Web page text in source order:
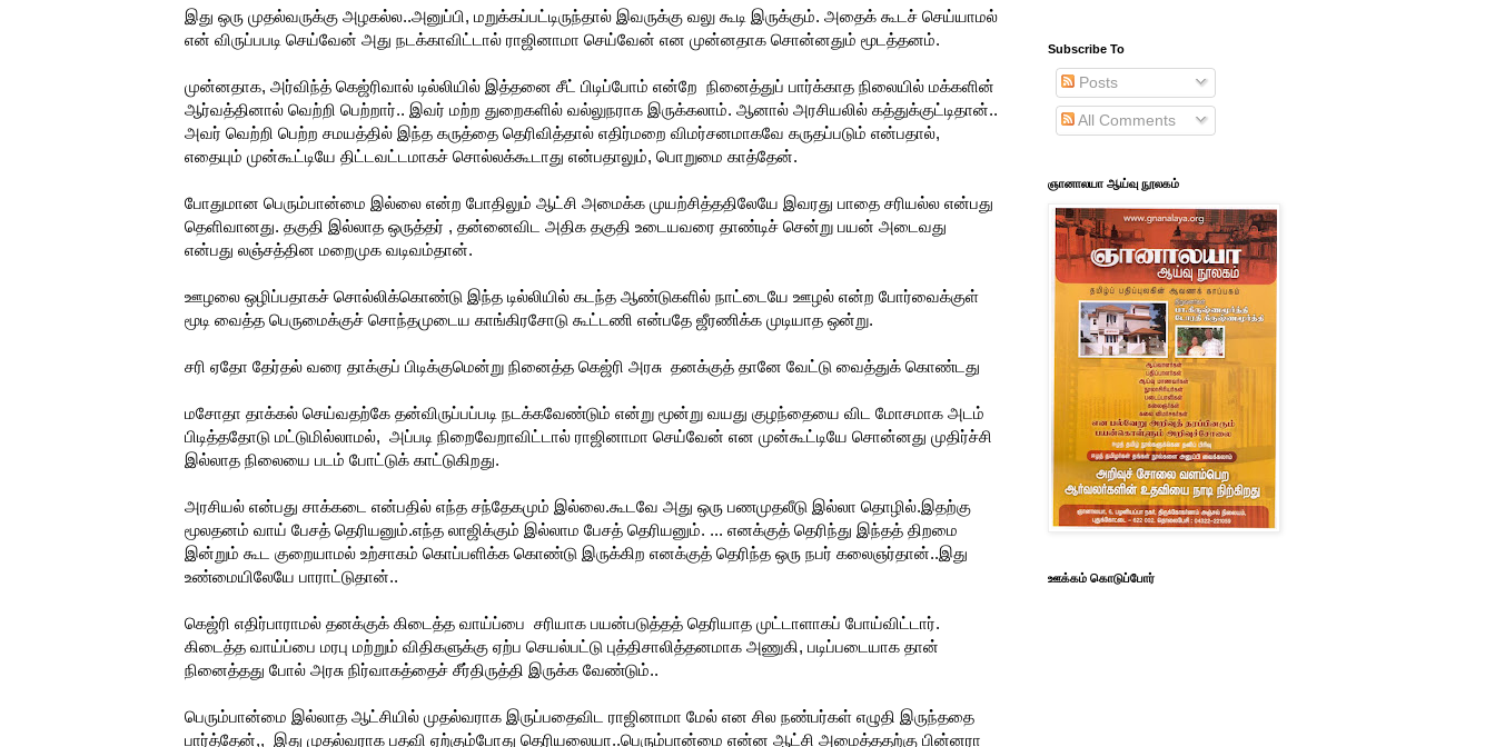
இது ஒரு முதல்வருக்கு அழகல்ல..அனுப்பி, மறுக்கப்பட்டிருந்தால் இவருக்கு வலு கூடி இருக்கும். அதைக் கூடச் செய்யாமல்
என் விருப்பபடி செய்வேன் அது நடக்காவிட்டால் ராஜினாமா செய்வேன் என முன்னதாக சொன்னதும் மூடத்தனம்.
முன்னதாக, அர்விந்த் கெஜ்ரிவால் டில்லியில் இத்தனை சீட் பிடிப்போம் என்றே நினைத்துப் பார்க்காத நிலையில் மக்களின்
ஆர்வத்தினால் வெற்றி பெற்றார்.. இவர் மற்ற துறைகளில் வல்லுநராக இருக்கலாம். ஆனால் அரசியலில் கத்துக்குட்டிதான்..
அவர் வெற்றி பெற்ற சமயத்தில் இந்த கருத்தை தெரிவித்தால் எதிர்மறை விமர்சனமாகவே கருதப்படும் என்பதால்,
எதையும் முன்கூட்டியே திட்டவட்டமாகச் சொல்லக்கூடாது என்பதாலும், பொறுமை காத்தேன்.
போதுமான பெரும்பான்மை இல்லை என்ற போதிலும் ஆட்சி அமைக்க முயற்சித்ததிலேயே இவரது பாதை சரியல்ல என்பது
தெளிவானது. தகுதி இல்லாத ஒருத்தர் , தன்னைவிட அதிக தகுதி உடையவரை தாண்டிச் சென்று பயன் அடைவது
என்பது லஞ்சத்தின மறைமுக வடிவம்தான்.
ஊழலை ஒழிப்பதாகச் சொல்லிக்கொண்டு இந்த டில்லியில் கடந்த ஆண்டுகளில் நாட்டையே ஊழல் என்ற போர்வைக்குள்
மூடி வைத்த பெருமைக்குச் சொந்தமுடைய காங்கிரசோடு கூட்டணி என்பதே ஜீரணிக்க முடியாத ஒன்று.
சரி ஏதோ தேர்தல் வரை தாக்குப் பிடிக்குமென்று நினைத்த கெஜ்ரி அரசு தனக்குத் தானே வேட்டு வைத்துக் கொண்டது
மசோதா தாக்கல் செய்வதற்கே தன்விருப்பப்படி நடக்கவேண்டும் என்று மூன்று வயது குழந்தையை விட மோசமாக அடம்
பிடித்ததோடு மட்டுமில்லாமல், அப்படி நிறைவேறாவிட்டால் ராஜினாமா செய்வேன் என முன்கூட்டியே சொன்னது முதிர்ச்சி
இல்லாத நிலையை படம் போட்டுக் காட்டுகிறது.
அரசியல் என்பது சாக்கடை என்பதில் எந்த சந்தேகமும் இல்லை.கூடவே அது ஒரு பணமுதலீடு இல்லா தொழில்.இதற்கு
மூலதனம் வாய் பேசத் தெரியனும்.எந்த லாஜிக்கும் இல்லாம பேசத் தெரியனும். ... எனக்குத் தெரிந்து இந்தத் திறமை
இன்றும் கூட குறையாமல் உற்சாகம் கொப்பளிக்க கொண்டு இருக்கிற எனக்குத் தெரிந்த ஒரு நபர் கலைஞர்தான்..இது
உண்மையிலேயே பாராட்டுதான்..
கெஜ்ரி எதிர்பாராமல் தனக்குக் கிடைத்த வாய்ப்பை சரியாக பயன்படுத்தத் தெரியாத முட்டாளாகப் போய்விட்டார்.
கிடைத்த வாய்ப்பை மரபு மற்றும் விதிகளுக்கு ஏற்ப செயல்பட்டு புத்திசாலித்தனமாக அணுகி, படிப்படையாக தான்
நினைத்தது போல் அரசு நிர்வாகத்தைச் சீர்திருத்தி இருக்க வேண்டும்..
பெரும்பான்மை இல்லாத ஆட்சியில் முதல்வராக இருப்பதைவிட ராஜினாமா மேல் என சில நண்பர்கள் எழுதி இருந்ததை
பார்த்தேன்,, இது முதல்வராக பதவி ஏற்கும்போது தெரியலையா..பெரும்பான்மை என்ன ஆட்சி அமைத்ததற்கு பின்னரா
Subscribe To
Posts
All Comments
ஞானாலயா ஆய்வு நூலகம்
ஊக்கம் கொடுப்போர்